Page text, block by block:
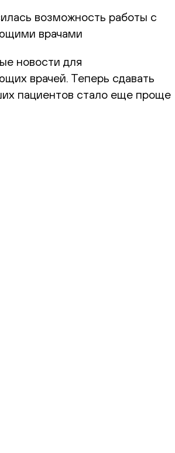
возможность работы с
врачами
новости для
врачей. Теперь сдавать
пациентов стало еще проще